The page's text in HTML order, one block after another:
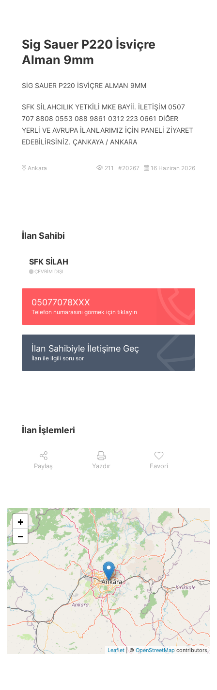
Sig Sauer P220 İsviçre
Alman 9mm
SİG SAUER P220 İSVİÇRE ALMAN 9MM
SFK SİLAHCILIK YETKİLİ MKE BAYİİ. İLETİŞİM 0507
707 8808 0553 088 9861 0312 223 0661 DİĞER
YERLİ VE AVRUPA İLANLARIMIZ İÇİN PANELİ ZİYARET
EDEBİLİRSİNİZ. ÇANKAYA / ANKARA
Ankara 211 #20267 16 Haziran 2026
İlan Sahibi
SFK SİLAH
ÇEVRIM DIŞI
05077078XXX
Telefon numarasını görmek için tıklayın
İlan Sahibiyle İletişime Geç
İlan ile ilgili soru sor
İlan İşlemleri
Paylaş Yazdır Favori
+
−
Leaflet | © OpenStreetMapcontributors